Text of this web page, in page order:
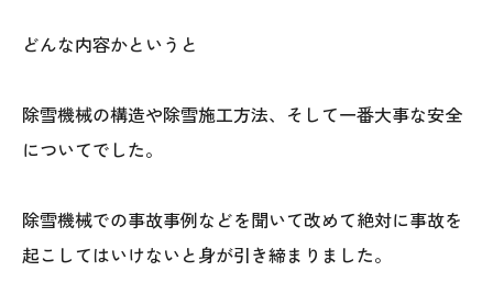
どんな内容かというと
除雪機械の構造や除雪施工方法、そして一番大事な安全
についてでした。
除雪機械での事故事例などを聞いて改めて絶対に事故を
起こしてはいけないと身が引き締まりました。